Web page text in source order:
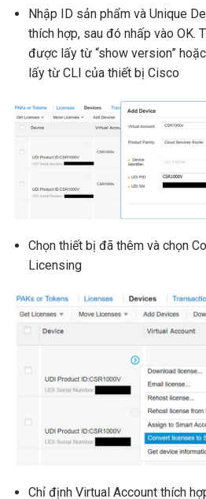
Nhập ID sản phẩm và Unique
thích hợp, sau đó nhấp vào OK.
được lấy từ “show version”
lấy từ CLI của thiết bị Cisco
Chọn thiết bị đã thêm và chọn
Licensing
Chỉ định Virtual Account thích